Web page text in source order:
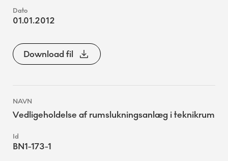
01.01.2012
Download fil
Vedligeholdelse af rumslukningsanlæg i teknikrum
BN1-173-1